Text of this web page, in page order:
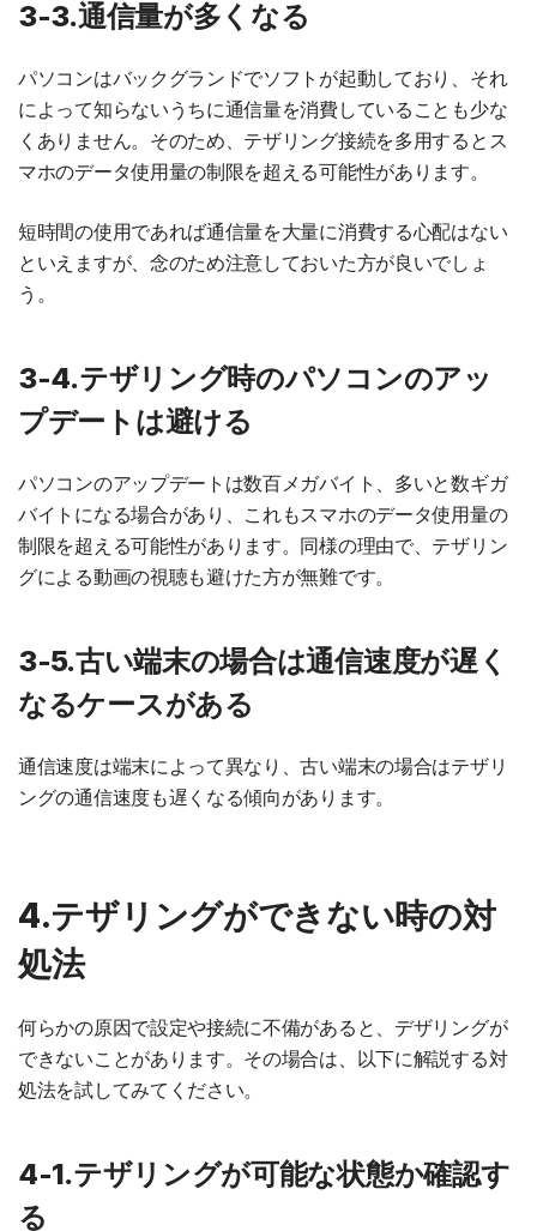
3-3.通信量が多くなる
パソコンはバックグランドでソフトが起動しており、それ
によって知らないうちに通信量を消費していることも少な
くありません。そのため、テザリング接続を多用するとス
マホのデータ使用量の制限を超える可能性があります。
短時間の使用であれば通信量を大量に消費する心配はない
といえますが、念のため注意しておいた方が良いでしょ
う。
3-4.テザリング時のパソコンのアッ
プデートは避ける
パソコンのアップデートは数百メガバイト、多いと数ギガ
バイトになる場合があり、これもスマホのデータ使用量の
制限を超える可能性があります。同様の理由で、テザリン
グによる動画の視聴も避けた方が無難です。
3-5.古い端末の場合は通信速度が遅く
なるケースがある
通信速度は端末によって異なり、古い端末の場合はテザリ
ングの通信速度も遅くなる傾向があります。
4.テザリングができない時の対
処法
何らかの原因で設定や接続に不備があると、デザリングが
できないことがあります。その場合は、以下に解説する対
処法を試してみてください。
4-1.テザリングが可能な状態か確認す
る